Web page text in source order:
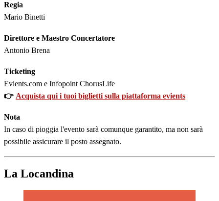
Regia
Mario Binetti
Direttore e Maestro Concertatore
Antonio Brena
Ticketing
Evients.com e Infopoint ChorusLife
👉 Acquista qui i tuoi biglietti sulla piattaforma evients
Nota
In caso di pioggia l'evento sarà comunque garantito, ma non sarà
possibile assicurare il posto assegnato.
La Locandina